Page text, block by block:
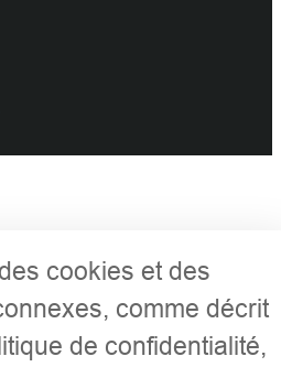
cookies et des
comme décrit
de confidentialité,